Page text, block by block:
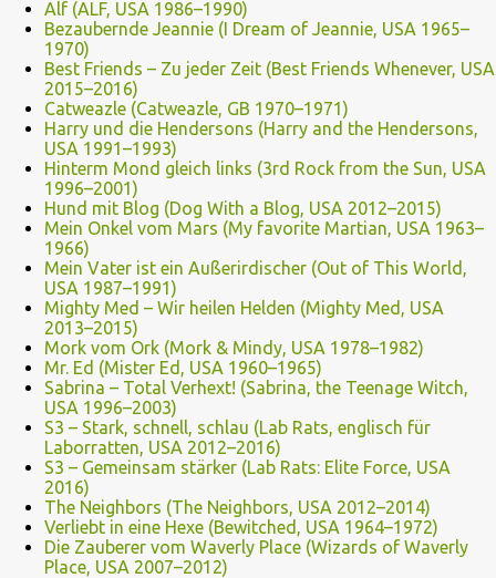
Alf (ALF, USA 1986–1990)
Bezaubernde Jeannie (I Dream of Jeannie, USA 1965–
1970)
Best Friends – Zu jeder Zeit (Best Friends Whenever, USA
2015–2016)
Catweazle (Catweazle, GB 1970–1971)
Harry und die Hendersons (Harry and the Hendersons,
USA 1991–1993)
Hinterm Mond gleich links (3rd Rock from the Sun, USA
1996–2001)
Hund mit Blog (Dog With a Blog, USA 2012–2015)
Mein Onkel vom Mars (My favorite Martian, USA 1963–
1966)
Mein Vater ist ein Außerirdischer (Out of This World,
USA 1987–1991)
Mighty Med – Wir heilen Helden (Mighty Med, USA
2013–2015)
Mork vom Ork (Mork & Mindy, USA 1978–1982)
Mr. Ed (Mister Ed, USA 1960–1965)
Sabrina – Total Verhext! (Sabrina, the Teenage Witch,
USA 1996–2003)
S3 – Stark, schnell, schlau (Lab Rats, englisch für
Laborratten, USA 2012–2016)
S3 – Gemeinsam stärker (Lab Rats: Elite Force, USA
2016)
The Neighbors (The Neighbors, USA 2012–2014)
Verliebt in eine Hexe (Bewitched, USA 1964–1972)
Die Zauberer vom Waverly Place (Wizards of Waverly
Place, USA 2007–2012)